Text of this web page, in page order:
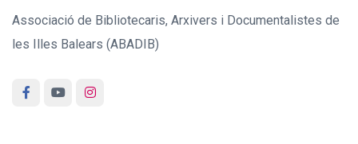
Associació de Bibliotecaris, Arxivers i Documentalistes de
les Illes Balears (ABADIB)